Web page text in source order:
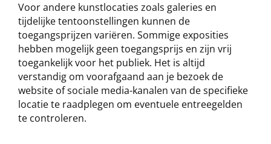
Voor andere kunstlocaties zoals galeries en
tijdelijke tentoonstellingen kunnen de
toegangsprijzen variëren. Sommige exposities
hebben mogelijk geen toegangsprijs en zijn vrij
toegankelijk voor het publiek. Het is altijd
verstandig om voorafgaand aan je bezoek de
website of sociale media-kanalen van de specifieke
locatie te raadplegen om eventuele entreegelden
te controleren.